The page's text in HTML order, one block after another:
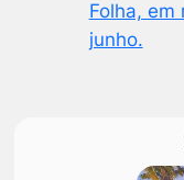
Folha, em
junho.